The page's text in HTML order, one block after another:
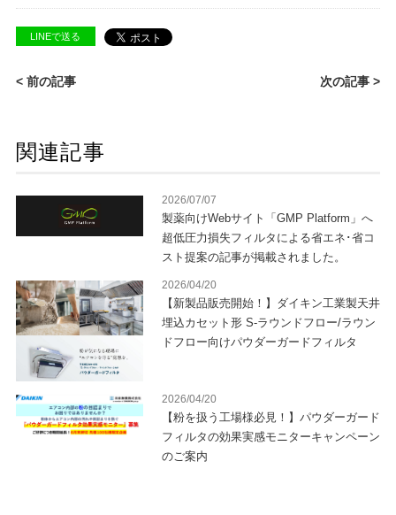
LINEで送る
< 前の記事 次の記事 >
関連記事
2026/07/07
製薬向けWebサイト「GMP Platform」へ
超低圧力損失フィルタによる省エネ･省コ
スト提案の記事が掲載されました。
2026/04/20
【新製品販売開始！】ダイキン工業製天井
埋込カセット形 S-ラウンドフロー/ラウン
ドフロー向けパウダーガードフィルタ
2026/04/20
【粉を扱う工場様必見！】パウダーガード
フィルタの効果実感モニターキャンペーン
のご案内